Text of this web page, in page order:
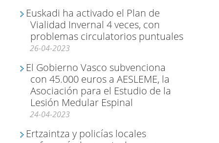
Euskadi ha activado el Plan de
Vialidad Invernal 4 veces, con
problemas circulatorios puntuales
26-04-2023
El Gobierno Vasco subvenciona
con 45.000 euros a AESLEME, la
Asociación para el Estudio de la
Lesión Medular Espinal
24-04-2023
Ertzaintza y policías locales